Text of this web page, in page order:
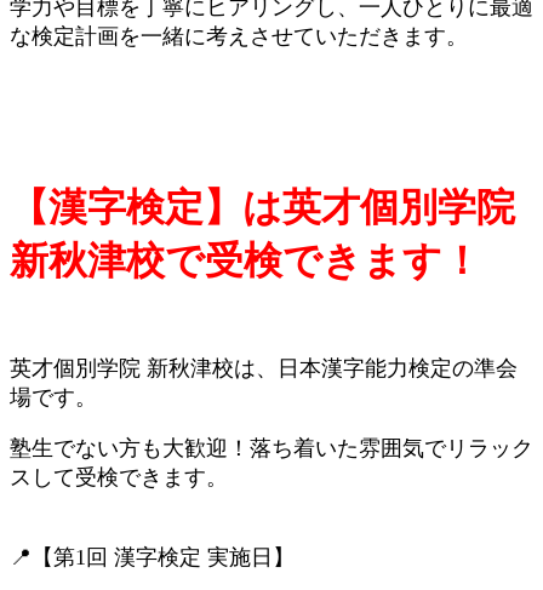
学力や目標を丁寧にヒアリングし、一人ひとりに最適
な検定計画を一緒に考えさせていただきます。
【漢字検定】は英才個別学院
新秋津校で受検できます！
英才個別学院 新秋津校は、日本漢字能力検定の準会
場です。
塾生でない方も大歓迎！落ち着いた雰囲気でリラック
スして受検できます。
📍【第1回 漢字検定 実施日】